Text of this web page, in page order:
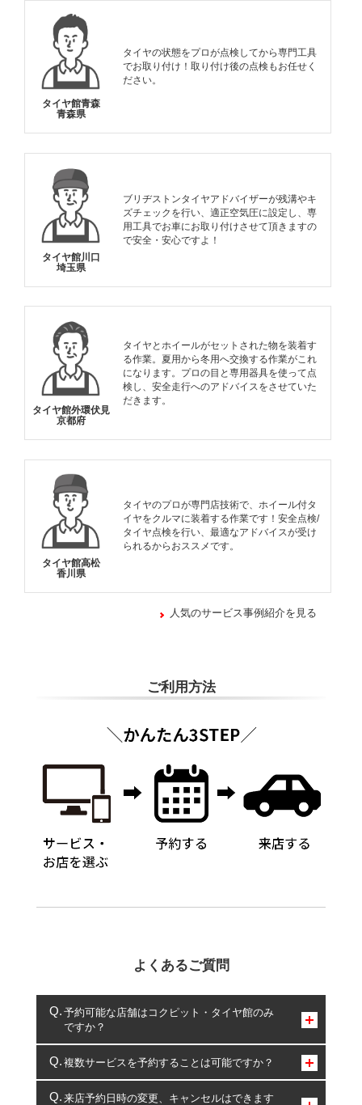
タイヤ館青森
青森県
タイヤの状態をプロが点検してから専門工具
でお取り付け！取り付け後の点検もお任せく
ださい。
タイヤ館川口
埼玉県
ブリヂストンタイヤアドバイザーが残溝やキ
ズチェックを行い、適正空気圧に設定し、専
用工具でお車にお取り付けさせて頂きますの
で安全・安心ですよ！
タイヤ館外環伏見
京都府
タイヤとホイールがセットされた物を装着す
る作業。夏用から冬用へ交換する作業がこれ
になります。プロの目と専用器具を使って点
検し、安全走行へのアドバイスをさせていた
だきます。
タイヤ館高松
香川県
タイヤのプロが専門店技術で、ホイール付タ
イヤをクルマに装着する作業です！安全点検/
タイヤ点検を行い、最適なアドバイスが受け
られるからおススメです。
人気のサービス事例紹介を見る
ご利用方法
よくあるご質問
予約可能な店舗はコクピット・タイヤ館のみ
ですか？
コクピット・タイヤ館のみとなります。
複数サービスを予約することは可能ですか？
複数サービスのご予約は可能です。
来店予約日時の変更、キャンセルはできます